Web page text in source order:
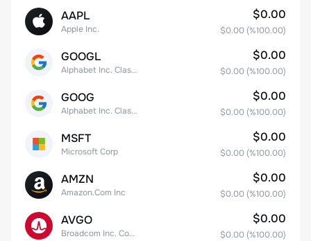
AAPL
Apple Inc.
$0.00
$0.00 (%100.00)
GOOGL
Alphabet Inc. Class A Common Stock
$0.00
$0.00 (%100.00)
GOOG
Alphabet Inc. Class C Capital Stock
$0.00
$0.00 (%100.00)
MSFT
Microsoft Corp
$0.00
$0.00 (%100.00)
AMZN
Amazon.Com Inc
$0.00
$0.00 (%100.00)
AVGO
Broadcom Inc. Common Stock
$0.00
$0.00 (%100.00)